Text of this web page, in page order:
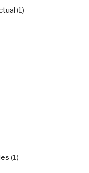
(1)
(1)